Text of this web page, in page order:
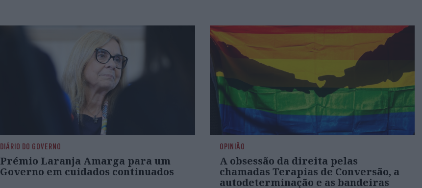
DIÁRIO DO GOVERNO
Prémio Laranja Amarga para um
Governo em cuidados continuados
OPINIÃO
A obsessão da direita pelas
chamadas Terapias de Conversão, a
autodeterminação e as bandeiras